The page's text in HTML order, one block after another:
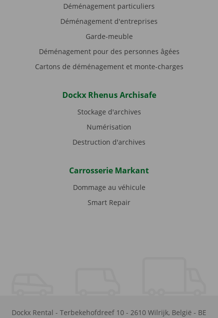
Déménagement particuliers
Déménagement d'entreprises
Garde-meuble
Déménagement pour des personnes âgées
Cartons de déménagement et monte-charges
Dockx Rhenus Archisafe
Stockage d'archives
Numérisation
Destruction d'archives
Carrosserie Markant
Dommage au véhicule
Smart Repair
Dockx Rental - Terbekehofdreef 10 - 2610 Wilrijk, België - BE